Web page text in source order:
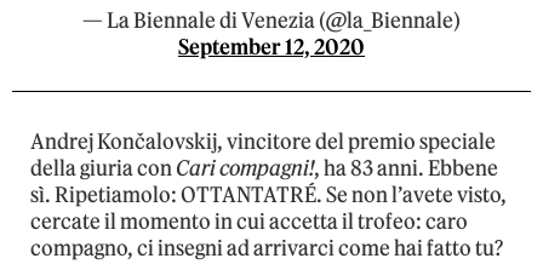
— La Biennale di Venezia (@la_Biennale)
September 12, 2020
Andrej Končalovskij, vincitore del premio speciale
della giuria conCari compagni!, ha 83 anni. Ebbene
sì. Ripetiamolo: OTTANTATRÉ. Se non l’avete visto,
cercate il momento in cui accetta il trofeo: caro
compagno, ci insegni ad arrivarci come hai fatto tu?